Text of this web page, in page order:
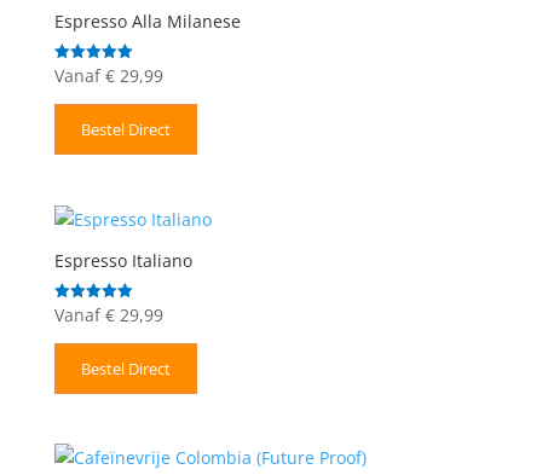
Espresso Alla Milanese
Gewaardeerd
5.00
uit 5
Vanaf €29,99
Bestel Direct
Espresso Italiano
Gewaardeerd
5.00
uit 5
Vanaf €29,99
Bestel Direct